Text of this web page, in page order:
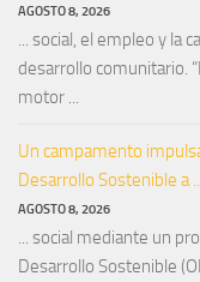
AGOSTO 8, 2026
... social, el empleo y la
desarrollo comunitario.
motor ...
Un campamento
Desarrollo Sostenible a
AGOSTO 8, 2026
... social mediante un
Desarrollo Sostenible